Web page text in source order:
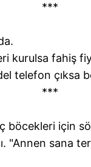
***
kurulsa fahiş
telefon çıksa
***
böcekleri için
"Annen sana